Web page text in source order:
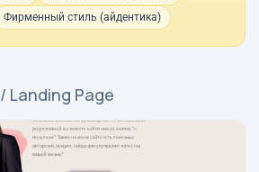
Фирменный стиль (айдентика)
/ Landing Page